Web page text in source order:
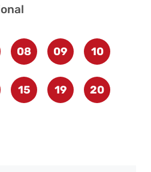
08 09 10
15 19 20